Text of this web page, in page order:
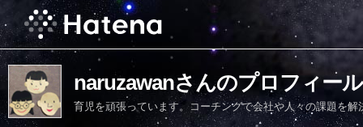
naruzawanさんのプロフィール
育児を頑張っています。コーチングで会社や人々の課題を解